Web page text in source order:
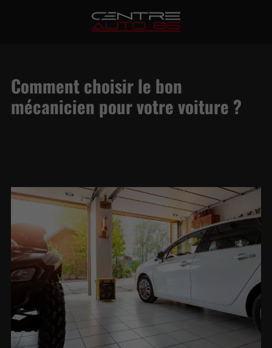
Comment choisir le bon
mécanicien pour votre voiture ?